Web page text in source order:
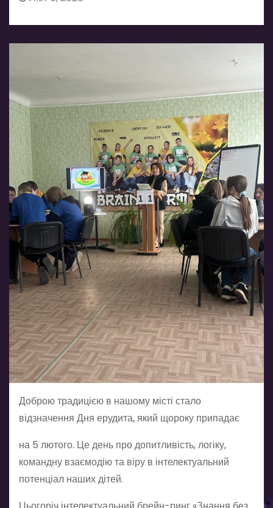
Доброю традицією в нашому місті стало
відзначення Дня ерудита, який щороку припадає
на 5 лютого. Це день про допитливість, логіку,
командну взаємодію та віру в інтелектуальний
потенціал наших дітей.